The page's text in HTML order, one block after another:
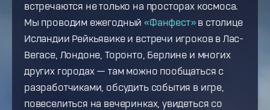
встречаются не только на просторах космоса.
Мы проводим ежегодный«Фанфест»в столице
Исландии Рейкьявике и встречи игроков в Лас-
Вегасе, Лондоне, Торонто, Берлине и многих
других городах — там можно пообщаться с
разработчиками, обсудить события в игре,
повеселиться на вечеринках, увидеться со